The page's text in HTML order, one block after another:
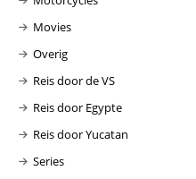
Movies
Overig
Reis door de VS
Reis door Egypte
Reis door Yucatan
Series